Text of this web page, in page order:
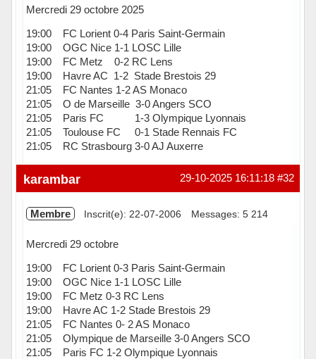
Mercredi 29 octobre 2025
19:00 FC Lorient 0-4 Paris Saint-Germain
19:00 OGC Nice 1-1 LOSC Lille
19:00 FC Metz 0-2 RC Lens
19:00 Havre AC 1-2 Stade Brestois 29
21:05 FC Nantes 1-2 AS Monaco
21:05 O de Marseille 3-0 Angers SCO
21:05 Paris FC 1-3 Olympique Lyonnais
21:05 Toulouse FC 0-1 Stade Rennais FC
21:05 RC Strasbourg 3-0 AJ Auxerre
Hors ligne #32
29-10-2025 16:11:18
karambar
Membre Inscrit(e): 22-07-2006 Messages: 5 214
Mercredi 29 octobre
19:00 FC Lorient 0-3 Paris Saint-Germain
19:00 OGC Nice 1-1 LOSC Lille
19:00 FC Metz 0-3 RC Lens
19:00 Havre AC 1-2 Stade Brestois 29
21:05 FC Nantes 0- 2 AS Monaco
21:05 Olympique de Marseille 3-0 Angers SCO
21:05 Paris FC 1-2 Olympique Lyonnais